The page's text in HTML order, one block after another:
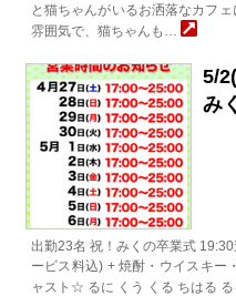
と猫ちゃんがいるお洒落なカフェ
雰囲気で、猫ちゃんも…
5/
み
出勤23名 祝！みくの卒業式
ービス料込) + 焼酎・ウイスキ
ャスト☆ るに くう くる ちはる